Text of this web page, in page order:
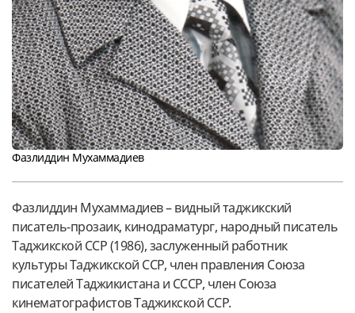
Фазлиддин Мухаммадиев
Фазлиддин Мухаммадиев – видный таджикский
писатель-прозаик, кинодраматург, народный писатель
Таджикской ССР (1986), заслуженный работник
культуры Таджикской ССР, член правления Союза
писателей Таджикистана и СССР, член Союза
кинематографистов Таджикской ССР.